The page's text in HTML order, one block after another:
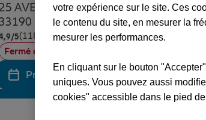
AVENUE DU MARECHAL FOCH
LA REOLE
/5Note de 4.9 sur 5
(118 avis)
Fermé actuellement
Prendre un RDV Voir l'agence
votre expérience sur le site. Ces
le contenu du site, en mesurer la
mesurer les performances.
En cliquant sur le bouton
uniques. Vous pouvez aussi
cookies" accessible dans le pied